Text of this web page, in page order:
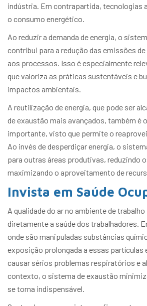
indústria. Em contrapartida, tecnologias
o consumo energético.
Ao reduzir a demanda de energia, o
contribui para a redução das emissões
aos processos. Isso é especialmente
que valoriza as práticas sustentáveis e
impactos ambientais.
A reutilização de energia, que pode ser
de exaustão mais avançados, também é
importante, visto que permite o
Ao invés de desperdiçar energia, o
para outras áreas produtivas, reduzindo
maximizando o aproveitamento de
Invista em Saúde
A qualidade do ar no ambiente de
diretamente a saúde dos trabalhadores.
onde são manipuladas substâncias
exposição prolongada a essas partículas
causar sérios problemas respiratórios e
contexto, o sistema de exaustão
se torna indispensável.